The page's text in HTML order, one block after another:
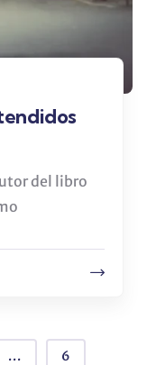
del libro
... 6